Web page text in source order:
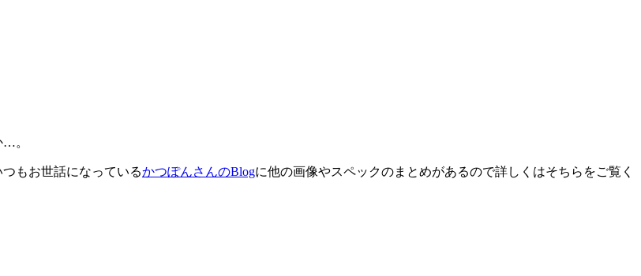
。
もお世話になっているかつぽんさんのBlogに他の画像やスペックのまとめがあるので詳しくはそちらをご覧く